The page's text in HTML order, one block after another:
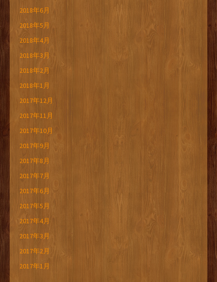
2018年6月
2018年5月
2018年4月
2018年3月
2018年2月
2018年1月
2017年12月
2017年11月
2017年10月
2017年9月
2017年8月
2017年7月
2017年6月
2017年5月
2017年4月
2017年3月
2017年2月
2017年1月